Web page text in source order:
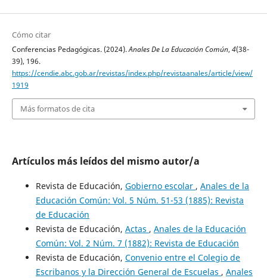
Cómo citar
Conferencias Pedagógicas. (2024).Anales De La Educación Común, 4(38-
39), 196.
https://cendie.abc.gob.ar/revistas/index.php/revistaanales/article/view/
1919
Más formatos de cita
Artículos más leídos del mismo autor/a
Revista de Educación, Gobierno escolar , Anales de la
Educación Común: Vol. 5 Núm. 51-53 (1885): Revista
de Educación
Revista de Educación, Actas , Anales de la Educación
Común: Vol. 2 Núm. 7 (1882): Revista de Educación
Revista de Educación, Convenio entre el Colegio de
Escribanos y la Dirección General de Escuelas , Anales